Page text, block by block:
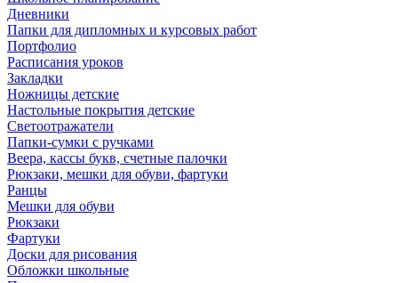
Дневники
Папки для дипломных и курсовых работ
Портфолио
Расписания уроков
Закладки
Ножницы детские
Настольные покрытия детские
Светоотражатели
Папки-сумки с ручками
Веера, кассы букв, счетные палочки
Рюкзаки, мешки для обуви, фартуки
Ранцы
Мешки для обуви
Рюкзаки
Фартуки
Доски для рисования
Обложки школьные